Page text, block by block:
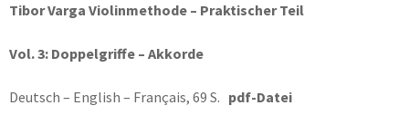
Tibor Varga Violinmethode – Praktischer Teil
Vol. 3: Doppelgriffe – Akkorde
Deutsch – English – Français, 69 S. pdf-Datei